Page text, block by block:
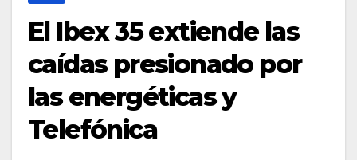
El Ibex 35 extiende las
caídas presionado por
las energéticas y
Telefónica